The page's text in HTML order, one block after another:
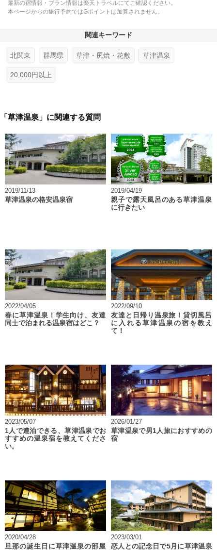
最新の宿情報・プラン情報は楽天トラベルにてご確認ください。
本ページからの旅行予約ではGポイントは加算されません。
関連キーワード
北関東 群馬県 草津・尻焼・花敷 草津温泉
20,000円以上
「草津温泉」に関連する質問
2019/11/13
草津温泉の格安温泉宿
2019/04/19
親子で露天風呂のある草津温泉
に行きたい
2022/04/05
春に草津温泉！学生向け、友達
同士で泊まれる温泉宿はどこ？
2022/09/10
友達と日帰り温泉旅！貸切風呂
に入れる草津温泉の宿を教え
て！
2023/05/07
1人で連泊できる、草津温泉でお
すすめの温泉宿を教えてくださ
い。
2026/01/27
草津温泉で男1人旅におすすめの
宿
2020/04/28
旦那の誕生日に草津温泉の部屋
2023/03/01
恋人との記念日で5月に草津温泉